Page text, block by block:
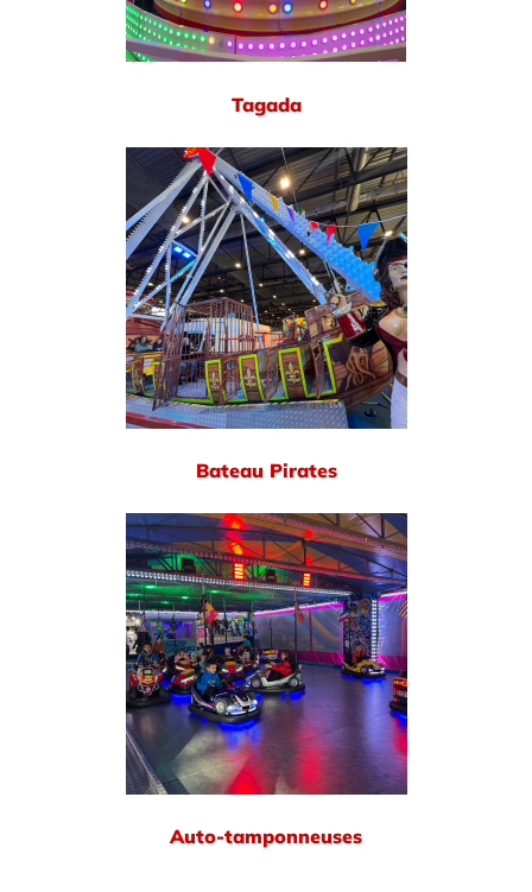
Tagada
Bateau Pirates
Auto-tamponneuses